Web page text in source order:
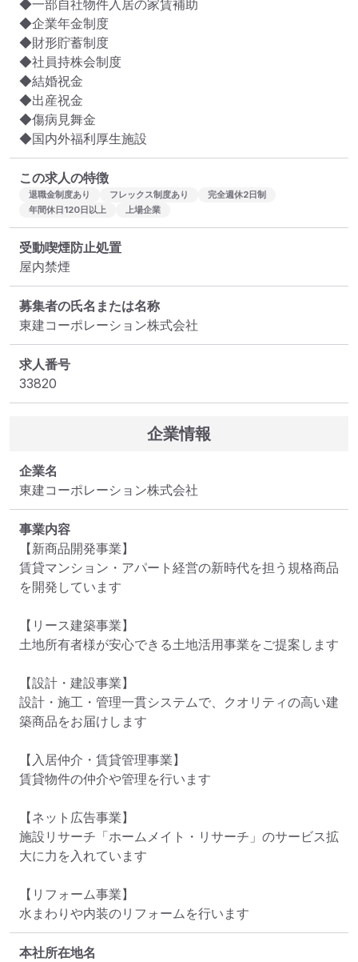
◆一部自社物件入居の家賃補助
◆企業年金制度
◆財形貯蓄制度
◆社員持株会制度
◆結婚祝金
◆出産祝金
◆傷病見舞金
◆国内外福利厚生施設
この求人の特徴
退職金制度あり フレックス制度あり
完全週休2日制
年間休日120日以上
上場企業
受動喫煙防止処置
屋内禁煙
募集者の氏名または名称
東建コーポレーション株式会社
求人番号
33820
企業情報
企業名
東建コーポレーション株式会社
事業内容
【新商品開発事業】
賃貸マンション・アパート経営の新時代を担う規格商品
を開発しています
【リース建築事業】
土地所有者様が安心できる土地活用事業をご提案します
【設計・建設事業】
設計・施工・管理一貫システムで、クオリティの高い建
築商品をお届けします
【入居仲介・賃貸管理事業】
賃貸物件の仲介や管理を行います
【ネット広告事業】
施設リサーチ「ホームメイト・リサーチ」のサービス拡
大に力を入れています
【リフォーム事業】
水まわりや内装のリフォームを行います
本社所在地名